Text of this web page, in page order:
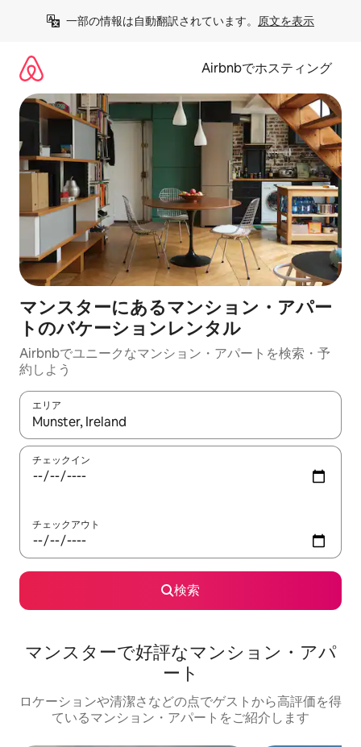
一部の情報は自動翻訳されています。 原文を表示
Airbnbでホスティング
マンスターにあるマンション・アパー
トのバケーションレンタル
Airbnbでユニークなマンション・アパートを検索・予
約しよう
エリア
検索結果が表示されたら、上下の矢印キーを使って移動するか
チェックイン
チェックアウト
検索
マンスターで好評なマンション・アパ
ート
ロケーションや清潔さなどの点でゲストから高評価を得
ているマンション・アパートをご紹介します